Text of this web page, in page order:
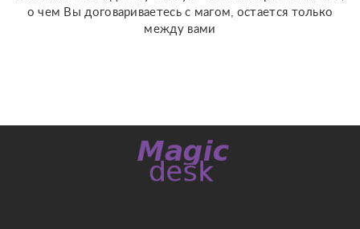
о чем Вы договариваетесь с магом, остается только
между вами